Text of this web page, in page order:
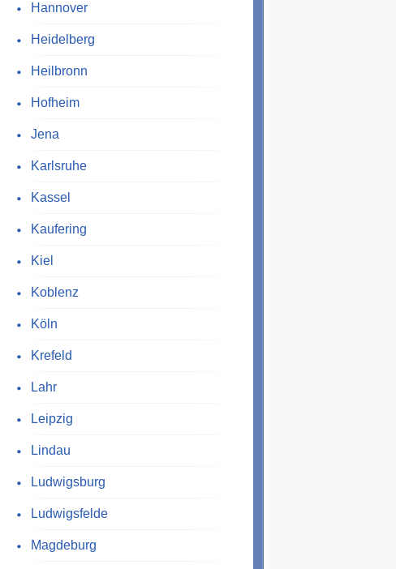
Hannover
Heidelberg
Heilbronn
Hofheim
Jena
Karlsruhe
Kassel
Kaufering
Kiel
Koblenz
Köln
Krefeld
Lahr
Leipzig
Lindau
Ludwigsburg
Ludwigsfelde
Magdeburg